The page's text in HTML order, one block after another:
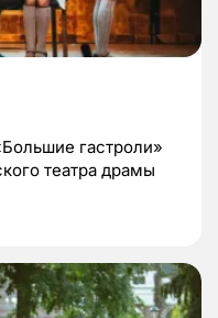
гастроли»
театра драмы